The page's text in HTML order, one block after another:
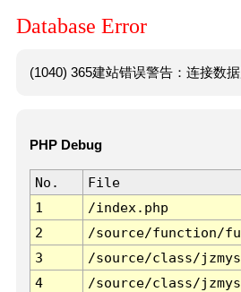
Database Error
(1040) 365建站错误警告：连接数
PHP Debug
No. File
1
/index.php
2
/source/function/
3
/source/class/
4
/source/class/